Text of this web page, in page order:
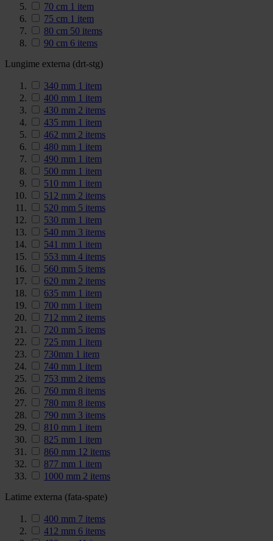
70 cm 1 item
75 cm 1 item
80 cm 50 items
90 cm 6 items
Lungime externa (drt-stg)
340 mm 1 item
400 mm 1 item
430 mm 2 items
435 mm 1 item
462 mm 2 items
480 mm 1 item
490 mm 1 item
500 mm 1 item
510 mm 1 item
512 mm 2 items
520 mm 5 items
530 mm 1 item
540 mm 3 items
541 mm 1 item
553 mm 4 items
560 mm 5 items
620 mm 2 items
635 mm 1 item
700 mm 1 item
712 mm 2 items
720 mm 5 items
725 mm 1 item
730mm 1 item
740 mm 1 item
753 mm 2 items
760 mm 8 items
780 mm 8 items
790 mm 3 items
810 mm 1 item
825 mm 1 item
860 mm 12 items
877 mm 1 item
1000 mm 2 items
Latime externa (fata-spate)
400 mm 7 items
412 mm 6 items